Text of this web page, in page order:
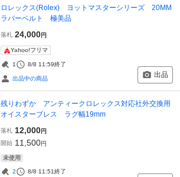
ロレックス(Rolex) ヨットマスターシリーズ 20MM
ラバーベルト 極美品
落札 24,000円
Yahoo!フリマ
1 8/8 11:59終了
出品中の商品 出品
残りわずか アンティークロレックス対応社外交換用
オイスターブレス ラグ幅19mm
落札 12,000円
開始 11,500円
未使用
2 8/8 11:51終了